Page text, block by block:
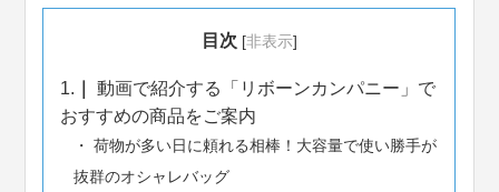
目次 [非表示]
1.
動画で紹介する「リボーンカンパニー」で
おすすめの商品をご案内
荷物が多い日に頼れる相棒！大容量で使い勝手が
抜群のオシャレバッグ